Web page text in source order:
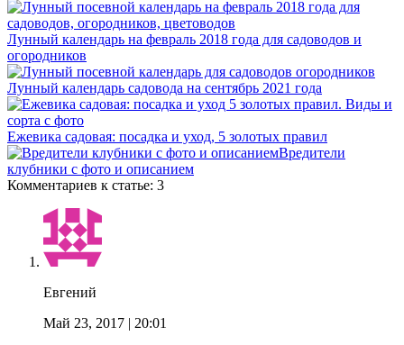
Лунный календарь на февраль 2018 года для садоводов и
огородников
Лунный календарь садовода на сентябрь 2021 года
Ежевика садовая: посадка и уход, 5 золотых правил
Вредители
клубники с фото и описанием
Комментариев к статье: 3
Евгений
Май 23, 2017 | 20:01